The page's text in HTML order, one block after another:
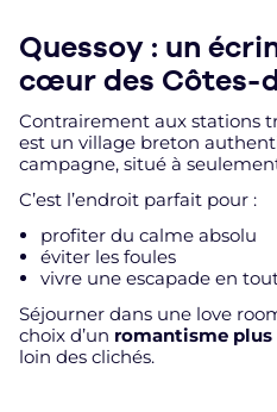
Quessoy : un
cœur des Côtes-
Contrairement aux stations
est un village breton
campagne, situé à
C’est l’endroit parfait pour :
profiter du calme absolu
éviter les foules
vivre une escapade en
Séjourner dans une love
choix d’un romantisme
loin des clichés.